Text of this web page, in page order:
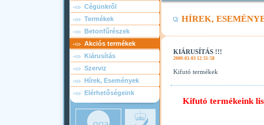
Cégünkről
Termékek
Betonfűrészek
Akciós termékek
Kiárusítás
Szerviz
Hírek, Események
Elérhetőségeink
HÍREK,
KIÁRUSÍTÁS !!!
2009-03-03 12:51:58
Kifutó termékek
Kifutó termékeink